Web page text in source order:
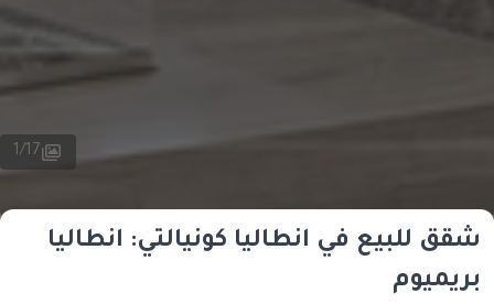
1/
للبيع في انطاليا كونيالتي: انطاليا